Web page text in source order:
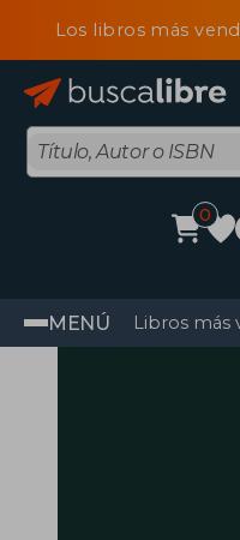
Los libros más
0
MENÚ Libros más